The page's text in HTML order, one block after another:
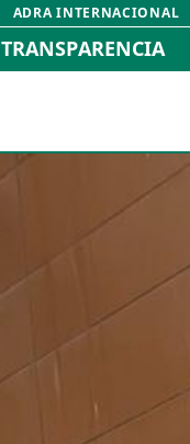
ADRA INTERNACIONAL
TRANSPARENCIA